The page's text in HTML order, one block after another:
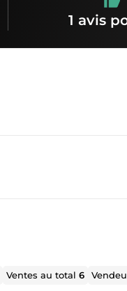
1 avis
Ventes au total6